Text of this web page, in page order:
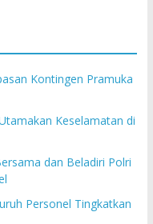
Kontingen Pramuka
Keselamatan di
dan Beladiri Polri
Personel Tingkatkan